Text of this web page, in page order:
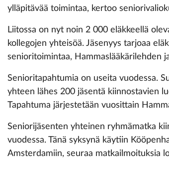
ylläpitävää toimintaa, kertoo
Liitossa on nyt noin 2 000 eläkkeellä
kollegojen yhteisöä. Jäsenyys tarjoaa
senioritoimintaa, Hammaslääkärilehden
Senioritapahtumia on useita vuodessa.
yhteen lähes 200 jäsentä kiinnostavien
Tapahtuma järjestetään vuosittain
Seniorijäsenten yhteinen ryhmämatka
vuodessa. Tänä syksynä käytiin
Amsterdamiin, seuraa matkailmoituksia